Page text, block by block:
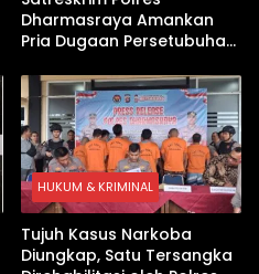
Dharmasraya Amankan
Pria Dugaan Persetubuhan
HUKUM & KRIMINAL
Tujuh Kasus Narkoba
Diungkap, Satu Tersangka